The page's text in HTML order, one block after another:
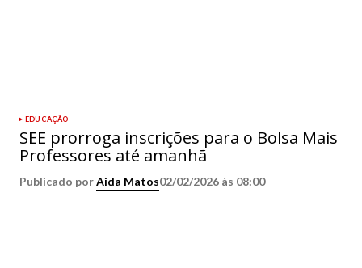
EDUCAÇÃO
SEE prorroga inscrições para o Bolsa Mais
Professores até amanhã
Publicado porAida Matos02/02/2026 às 08:00